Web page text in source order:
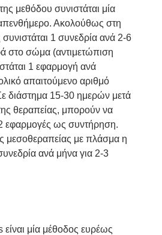
μεθόδου συνιστάται μία
Ακολούθως στη
1 συνεδρία ανά 2-6
στο σώμα (αντιμετώπιση
1 εφαρμογή ανά
απαιτούμενο αριθμό
διάστημα 15-30 ημερών μετά
θεραπείας, μπορούν να
εφαρμογές ως συντήρηση.
μεσοθεραπείας με πλάσμα η
ανά μήνα για 2-3
μία μέθοδος ευρέως